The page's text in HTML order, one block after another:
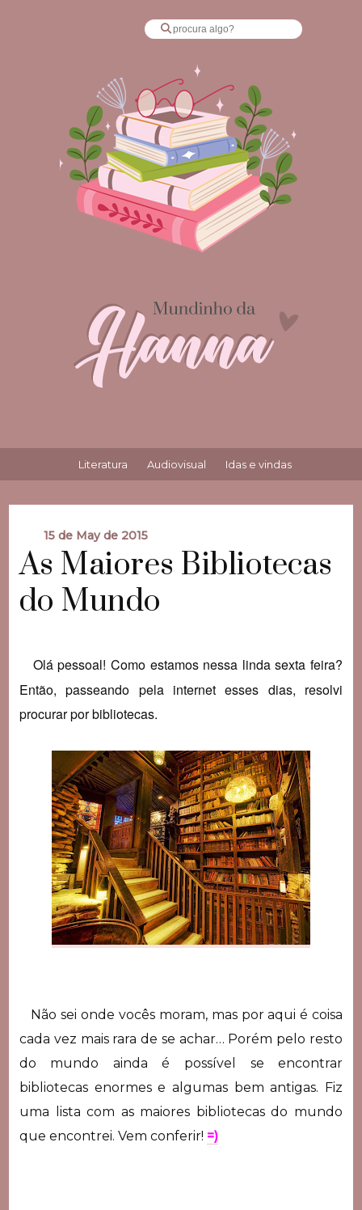
Literatura Audiovisual Idas e vindas
15 de May de 2015
As Maiores Bibliotecas
do Mundo
Olá pessoal! Como estamos nessa linda sexta feira?
Então, passeando pela internet esses dias, resolvi
procurar por bibliotecas.
Não sei onde vocês moram, mas por aqui é coisa
cada vez mais rara de se achar… Porém pelo resto
do mundo ainda é possível se encontrar
bibliotecas enormes e algumas bem antigas. Fiz
uma lista com as maiores bibliotecas do mundo
que encontrei. Vem conferir! =)